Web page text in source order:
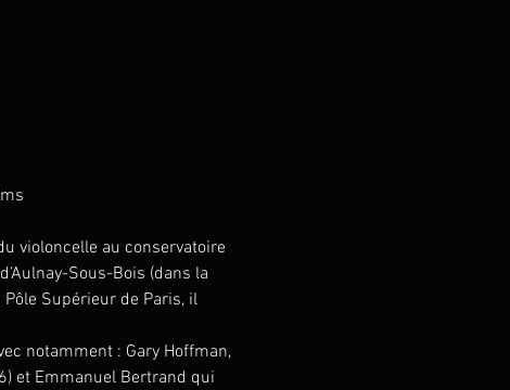
violoncelle au conservatoire
Sous-Bois (dans la
Supérieur de Paris, il
notamment : Gary Hoffman,
et Emmanuel Bertrand qui